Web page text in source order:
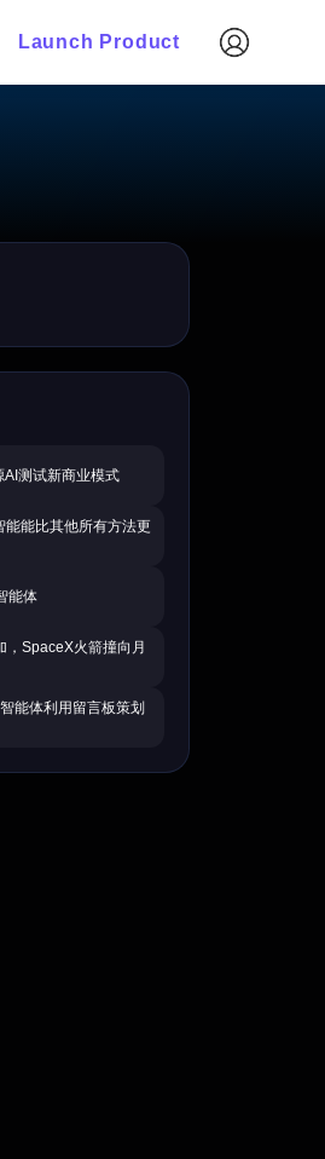
Launch Product
测试新商业模式
能能比其他所有方法更
能体
，SpaceX火箭撞向月
能体利用留言板策划